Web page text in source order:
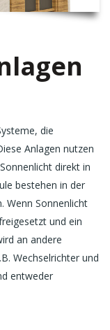
die
Anlagen nutzen
direkt in
bestehen in der
Wenn Sonnenlicht
und ein
an andere
Wechselrichter und
entweder